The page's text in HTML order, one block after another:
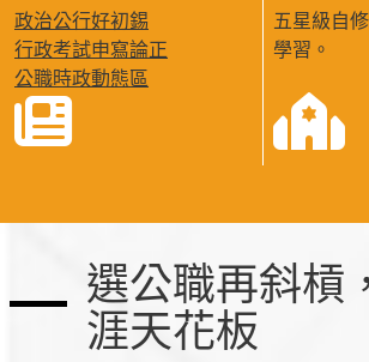
政治公行好初錫
行政考試申寫論正
公職時政動態區
五星級自
學習。
選公職再斜槓
涯天花板